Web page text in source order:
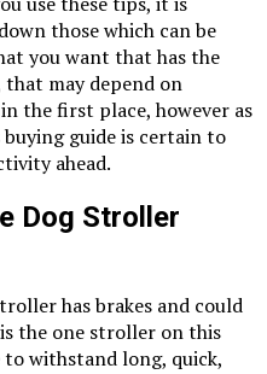
those which can be
you want that has the
may depend on
the first place, however as
guide is certain to
ahead.
Dog Stroller
has brakes and could
the one stroller on this
withstand long, quick,